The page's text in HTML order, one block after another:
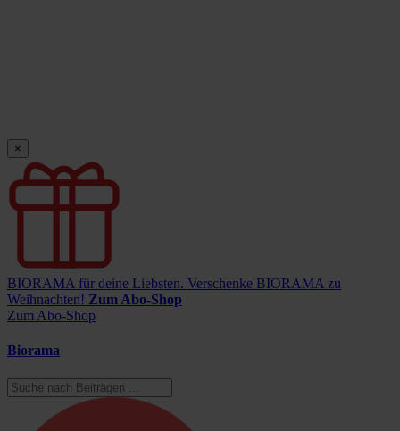
×
BIORAMA für deine Liebsten. Verschenke BIORAMA zu
Weihnachten! Zum Abo-Shop
Zum Abo-Shop
Biorama